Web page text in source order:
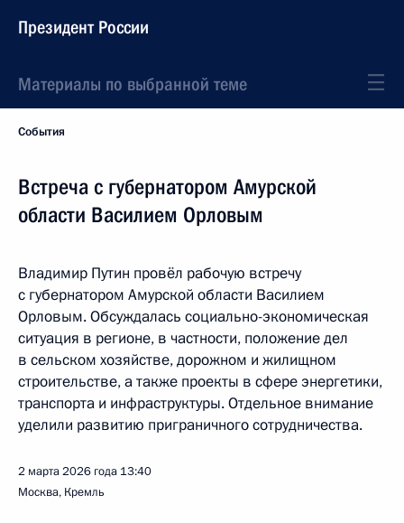
Президент России
Материалы по выбранной теме
События
Встреча с губернатором Амурской
области Василием Орловым
Владимир Путин провёл рабочую встречу
с губернатором Амурской области Василием
Орловым. Обсуждалась социально-экономическая
ситуация в регионе, в частности, положение дел
в сельском хозяйстве, дорожном и жилищном
строительстве, а также проекты в сфере энергетики,
транспорта и инфраструктуры. Отдельное внимание
уделили развитию приграничного сотрудничества.
2 марта 2026 года 13:40
Москва, Кремль